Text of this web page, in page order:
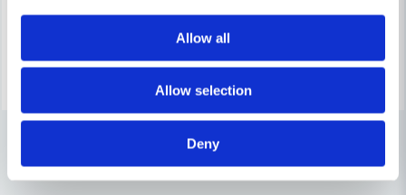
Allow all
Allow selection
Deny
Leveranstid ifrån leverantör ca
Bevaka
210 kr
180 kr
Köp